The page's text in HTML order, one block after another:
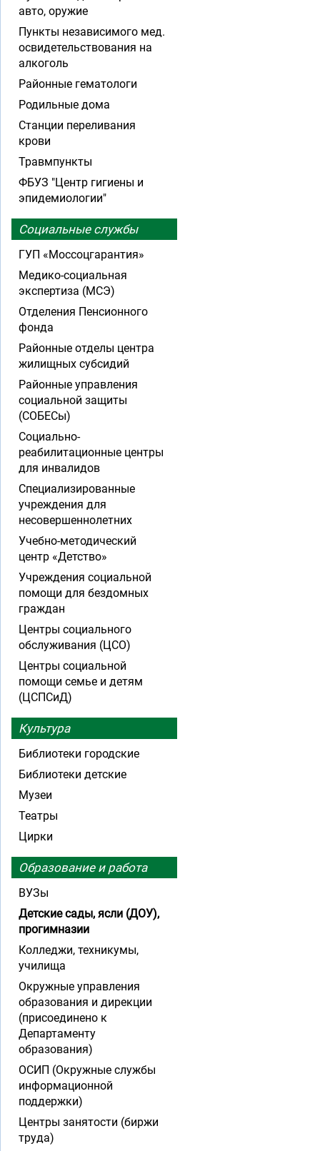
авто, оружие
Пункты независимого мед.
освидетельствования на
алкоголь
Районные гематологи
Родильные дома
Станции переливания
крови
Травмпункты
ФБУЗ "Центр гигиены и
эпидемиологии"
Социальные службы
ГУП «Моссоцгарантия»
Медико-социальная
экспертиза (МСЭ)
Отделения Пенсионного
фонда
Районные отделы центра
жилищных субсидий
Районные управления
социальной защиты
(СОБЕСы)
Социально-
реабилитационные центры
для инвалидов
Специализированные
учреждения для
несовершеннолетних
Учебно-методический
центр «Детство»
Учреждения социальной
помощи для бездомных
граждан
Центры социального
обслуживания (ЦСО)
Центры социальной
помощи семье и детям
(ЦСПСиД)
Культура
Библиотеки городские
Библиотеки детские
Музеи
Театры
Цирки
Образование и работа
ВУЗы
Детские сады, ясли (ДОУ),
прогимназии
Колледжи, техникумы,
училища
Окружные управления
образования и дирекции
(присоединено к
Департаменту
образования)
ОСИП (Окружные службы
информационной
поддержки)
Центры занятости (биржи
труда)